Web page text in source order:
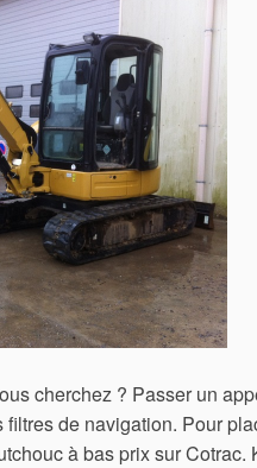
cherchez ? Passer un
de navigation. Pour
à bas prix sur Cotrac.